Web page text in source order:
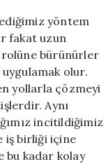
yöntem
fakat uzun
rolüne bürünürler
uygulamak olur.
yollarla çözmeyi
Aynı
incitildiğimiz
iş birliği içine
bu kadar kolay